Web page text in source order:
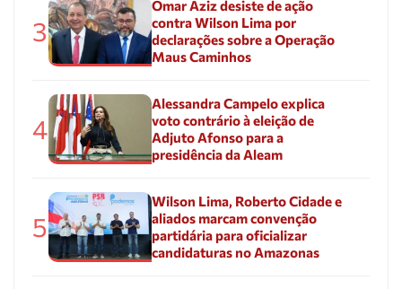
3
Omar Aziz desiste de ação
contra Wilson Lima por
declarações sobre a Operação
Maus Caminhos
4
Alessandra Campelo explica
voto contrário à eleição de
Adjuto Afonso para a
presidência da Aleam
5
Wilson Lima, Roberto Cidade e
aliados marcam convenção
partidária para oficializar
candidaturas no Amazonas